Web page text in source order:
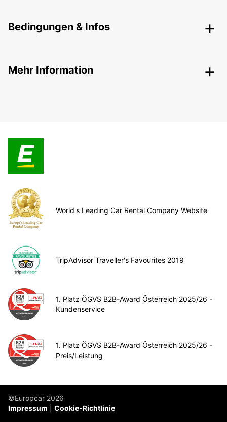
Bedingungen & Infos
Mehr Information
World's Leading Car Rental Company Website
TripAdvisor Traveller's Favourites 2019
1. Platz ÖGVS B2B-Award Österreich 2025/26 -
Kundenservice
1. Platz ÖGVS B2B-Award Österreich 2025/26 -
Preis/Leistung
©Europcar 2026
Impressum
Cookie-Richtlinie